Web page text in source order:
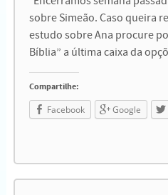
sobre Simeão. Caso queira
estudo sobre Ana procure
Bíblia” a última caixa da
Compartilhe:
Facebook Google